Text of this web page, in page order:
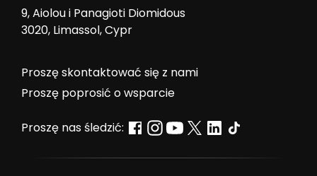
9, Aiolou i Panagioti Diomidous
3020, Limassol, Cypr
Proszę skontaktować się z nami
Proszę poprosić o wsparcie
Proszę nas śledzić: